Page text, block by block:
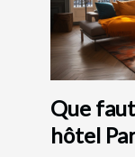
Que
hôtel